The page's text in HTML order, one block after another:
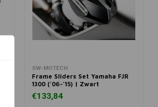
In winkelwagen
SW-MOTECH
Frame Sliders Set Yamaha FJR
1300 ('06-'15) | Zwart
€133,84